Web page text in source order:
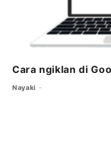
Cara ngiklan di
Nayaki